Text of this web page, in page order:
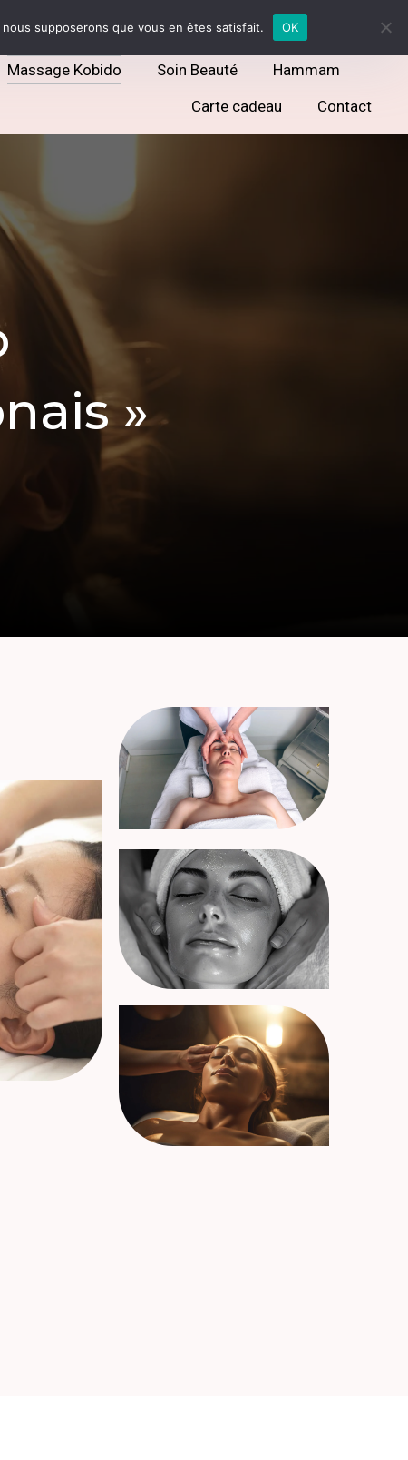
06 87 61 94 01
Massage Kobido Soin Beauté
Hammam
Carte cadeau
Contact
»
supposerons que vous en êtes satisfait. OK